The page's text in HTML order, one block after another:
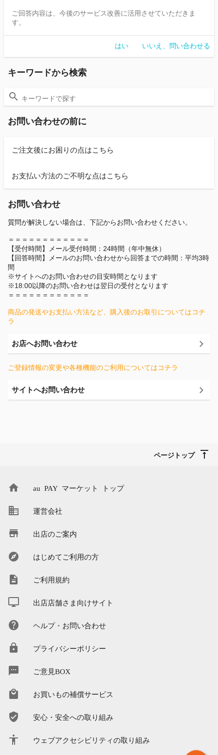
ご回答内容は、今後のサービス改善に活用させていただきま
す。
はい いいえ、問い合わせる
キーワードから検索
お問い合わせの前に
ご注文後にお困りの点はこちら
お支払い方法のご不明な点はこちら
お問い合わせ
質問が解決しない場合は、下記からお問い合わせください。
＝＝＝＝＝＝＝＝＝＝＝＝
【受付時間】メール受付時間：24時間（年中無休）
【回答時間】メールのお問い合わせから回答までの時間：平均3時
間
※サイトへのお問い合わせの目安時間となります
※18:00以降のお問い合わせは翌日の受付となります
＝＝＝＝＝＝＝＝＝＝＝＝
商品の発送やお支払い方法など、購入後のお取引についてはコチ
ラ
お店へお問い合わせ
ご登録情報の変更や各種機能のご利用についてはコチラ
サイトへお問い合わせ
ページトップ
au PAY マーケット トップ
運営会社
出店のご案内
はじめてご利用の方
ご利用規約
出店店舗さま向けサイト
ヘルプ・お問い合わせ
プライバシーポリシー
ご意見BOX
お買いもの補償サービス
安心・安全への取り組み
ウェブアクセシビリティの取り組み